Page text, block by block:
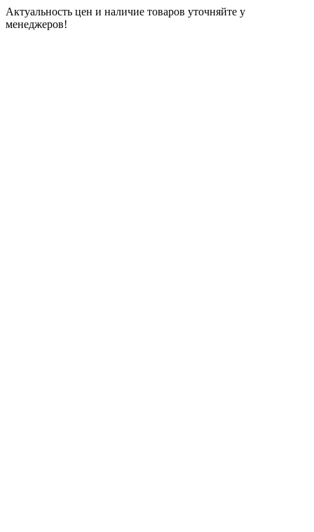
Актуальность цен и наличие товаров уточняйте у
менеджеров!